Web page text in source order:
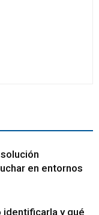
en entornos
y qué